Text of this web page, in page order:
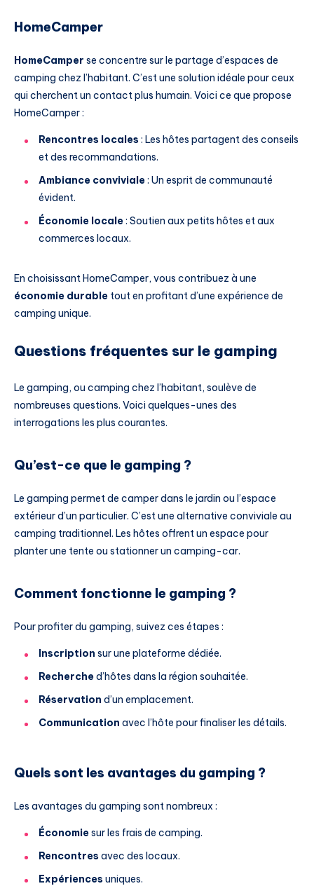
HomeCamper
HomeCamper se concentre sur le partage d’espaces de
camping chez l’habitant. C’est une solution idéale pour ceux
qui cherchent un contact plus humain. Voici ce que propose
HomeCamper :
Rencontres locales : Les hôtes partagent des conseils
et des recommandations.
Ambiance conviviale: Un esprit de communauté
évident.
Économie locale: Soutien aux petits hôtes et aux
commerces locaux.
En choisissant HomeCamper, vous contribuez à une
économie durable tout en profitant d’une expérience de
camping unique.
Questions fréquentes sur le gamping
Le gamping, ou camping chez l’habitant, soulève de
nombreuses questions. Voici quelques-unes des
interrogations les plus courantes.
Qu’est-ce que le gamping ?
Le gamping permet de camper dans le jardin ou l’espace
extérieur d’un particulier. C’est une alternative conviviale au
camping traditionnel. Les hôtes offrent un espace pour
planter une tente ou stationner un camping-car.
Comment fonctionne le gamping ?
Pour profiter du gamping, suivez ces étapes :
Inscription sur une plateforme dédiée.
Recherched’hôtes dans la région souhaitée.
Réservation d’un emplacement.
Communication avec l’hôte pour finaliser les détails.
Quels sont les avantages du gamping ?
Les avantages du gamping sont nombreux :
Économiesur les frais de camping.
Rencontres avec des locaux.
Expériences uniques.